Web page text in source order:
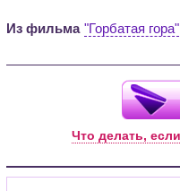
Из фильма "Горбатая гора"
Что делать,